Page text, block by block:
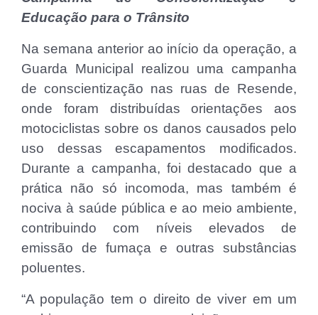
Educação para o Trânsito
Na semana anterior ao início da operação, a
Guarda Municipal realizou uma campanha
de conscientização nas ruas de Resende,
onde foram distribuídas orientações aos
motociclistas sobre os danos causados ​​pelo
uso dessas escapamentos modificados.
Durante a campanha, foi destacado que a
prática não só incomoda, mas também é
nociva à saúde pública e ao meio ambiente,
contribuindo com níveis elevados de
emissão de fumaça e outras substâncias
poluentes.
“A população tem o direito de viver em um